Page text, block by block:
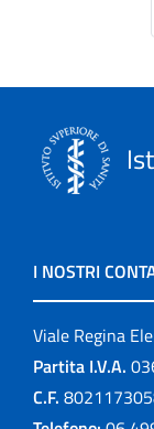
I NOSTRI
Viale Regina
Partita I.V.A.
C.F.